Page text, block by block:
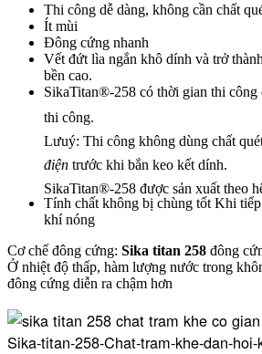
Thi công dễ dàng, không cần chất
Ít mùi
Đông cứng nhanh
Vết đứt lìa ngắn khô dính và trở
bền cao.
SikaTitan®-258 có thời gian thi công
thi công.
Lưuý: Thi công không dùng chất
điện trước khi bắn keo kết dính.
SikaTitan®-258 được sản xuất theo
Tính chất không bị chùng tốt Khi
khí nóng
Cơ chế đông cứng: Sika titan 258 đông
Ở nhiệt độ thấp, hàm lượng nước trong
đông cứng diễn ra chậm hơn
Sika-titan-258-Chat-tram-khe-dan-